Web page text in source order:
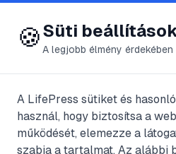
😍 LifePress
@MszrosVanda
2023. augusztus 3.·
🍪Süti
A legjobb élmény
A LifePress sütiket és
használ, hogy biztosítsa a
működését, elemezze a
szabja a tartalmat. Az alábbi